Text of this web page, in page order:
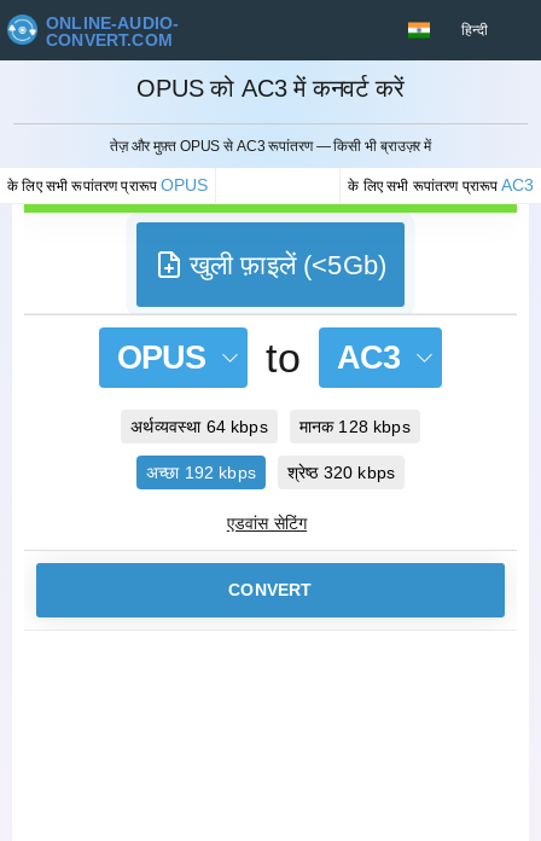
ONLINE-AUDIO-
CONVERT.COM
हिन्दी
OPUS को AC3 में कनवर्ट करें
तेज़ और मुफ़्त OPUS से AC3 रूपांतरण — किसी भी ब्राउज़र में
के लिए सभी रूपांतरण प्रारूपOPUS के लिए सभी रूपांतरण प्रारूपAC3
रद्द करना
खुली फ़ाइलें (<5Gb)
OPUS to AC3
अर्थव्यवस्था 64 kbps मानक 128 kbps
अच्छा 192 kbps श्रेष्ठ 320 kbps
एडवांस सेटिंग
CONVERT